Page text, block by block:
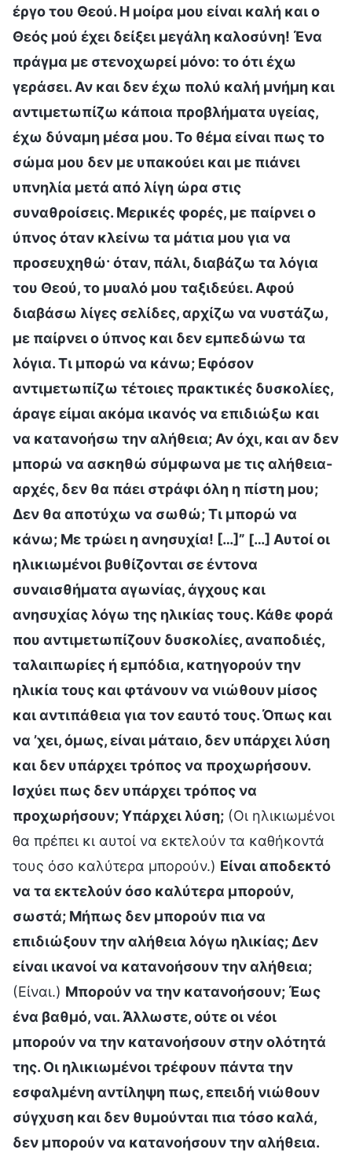
έργο του Θεού. Η μοίρα μου είναι καλή και ο
Θεός μού έχει δείξει μεγάλη καλοσύνη! Ένα
πράγμα με στενοχωρεί μόνο: το ότι έχω
γεράσει. Αν και δεν έχω πολύ καλή μνήμη και
αντιμετωπίζω κάποια προβλήματα υγείας,
έχω δύναμη μέσα μου. Το θέμα είναι πως το
σώμα μου δεν με υπακούει και με πιάνει
υπνηλία μετά από λίγη ώρα στις
συναθροίσεις. Μερικές φορές, με παίρνει ο
ύπνος όταν κλείνω τα μάτια μου για να
προσευχηθώ· όταν, πάλι, διαβάζω τα λόγια
του Θεού, το μυαλό μου ταξιδεύει. Αφού
διαβάσω λίγες σελίδες, αρχίζω να νυστάζω,
με παίρνει ο ύπνος και δεν εμπεδώνω τα
λόγια. Τι μπορώ να κάνω; Εφόσον
αντιμετωπίζω τέτοιες πρακτικές δυσκολίες,
άραγε είμαι ακόμα ικανός να επιδιώξω και
να κατανοήσω την αλήθεια; Αν όχι, και αν δεν
μπορώ να ασκηθώ σύμφωνα με τις αλήθεια-
αρχές, δεν θα πάει στράφι όλη η πίστη μου;
Δεν θα αποτύχω να σωθώ; Τι μπορώ να
κάνω; Με τρώει η ανησυχία! […]” […] Αυτοί οι
ηλικιωμένοι βυθίζονται σε έντονα
συναισθήματα αγωνίας, άγχους και
ανησυχίας λόγω της ηλικίας τους. Κάθε φορά
που αντιμετωπίζουν δυσκολίες, αναποδιές,
ταλαιπωρίες ή εμπόδια, κατηγορούν την
ηλικία τους και φτάνουν να νιώθουν μίσος
και αντιπάθεια για τον εαυτό τους. Όπως και
να ’χει, όμως, είναι μάταιο, δεν υπάρχει λύση
και δεν υπάρχει τρόπος να προχωρήσουν.
Ισχύει πως δεν υπάρχει τρόπος να
προχωρήσουν; Υπάρχει λύση; (Οι ηλικιωμένοι
θα πρέπει κι αυτοί να εκτελούν τα καθήκοντά
τους όσο καλύτερα μπορούν.) Είναι αποδεκτό
να τα εκτελούν όσο καλύτερα μπορούν,
σωστά; Μήπως δεν μπορούν πια να
επιδιώξουν την αλήθεια λόγω ηλικίας; Δεν
είναι ικανοί να κατανοήσουν την αλήθεια;
(Είναι.) Μπορούν να την κατανοήσουν; Έως
ένα βαθμό, ναι. Άλλωστε, ούτε οι νέοι
μπορούν να την κατανοήσουν στην ολότητά
της. Οι ηλικιωμένοι τρέφουν πάντα την
εσφαλμένη αντίληψη πως, επειδή νιώθουν
σύγχυση και δεν θυμούνται πια τόσο καλά,
δεν μπορούν να κατανοήσουν την αλήθεια.